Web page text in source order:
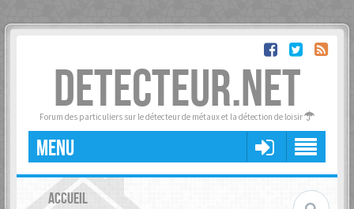
DETECTEUR.NET
Forum des particuliers sur le détecteur de métaux et la détection de loisir
MENU
ACCUEIL